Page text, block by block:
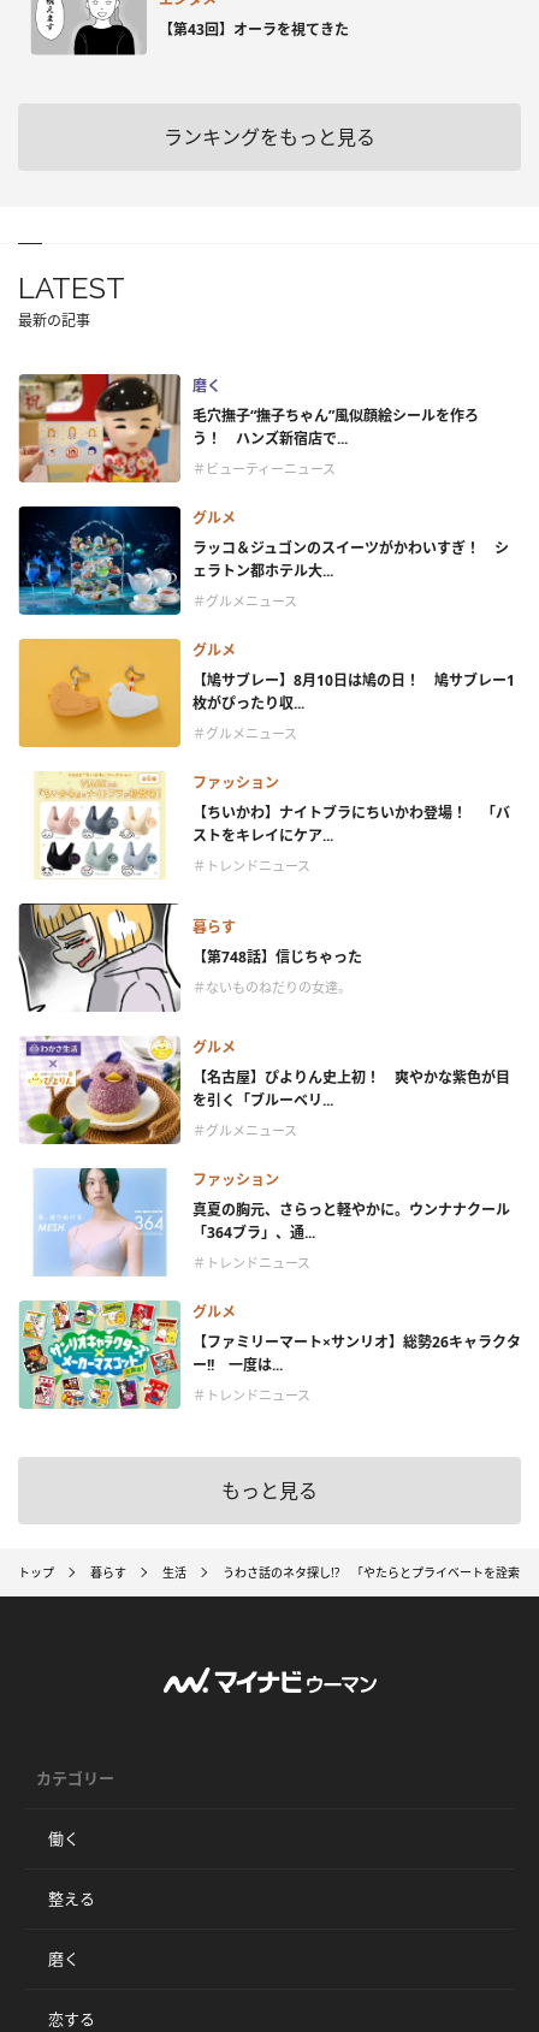
【第43回】オーラを視てきた
ランキングをもっと見る
LATEST
最新の記事
磨く
毛穴撫子“撫子ちゃん”風似顔絵シールを作ろ
う！ ハンズ新宿店で...
＃ビューティーニュース
グルメ
ラッコ＆ジュゴンのスイーツがかわいすぎ！ シ
ェラトン都ホテル大...
＃グルメニュース
グルメ
【鳩サブレー】8月10日は鳩の日！ 鳩サブレー1
枚がぴったり収...
＃グルメニュース
ファッション
【ちいかわ】ナイトブラにちいかわ登場！ 「バ
ストをキレイにケア...
＃トレンドニュース
暮らす
【第748話】信じちゃった
＃ないものねだりの女達。
グルメ
【名古屋】ぴよりん史上初！ 爽やかな紫色が目
を引く「ブルーベリ...
＃グルメニュース
ファッション
真夏の胸元、さらっと軽やかに。ウンナナクール
「364ブラ」、通...
＃トレンドニュース
グルメ
【ファミリーマート×サンリオ】総勢26キャラクタ
ー!! 一度は...
＃トレンドニュース
もっと見る
トップ 暮らす 生活 うわさ話のネタ探し!? 「やたらとプライベートを詮索し
カテゴリー
働く
整える
磨く
恋する